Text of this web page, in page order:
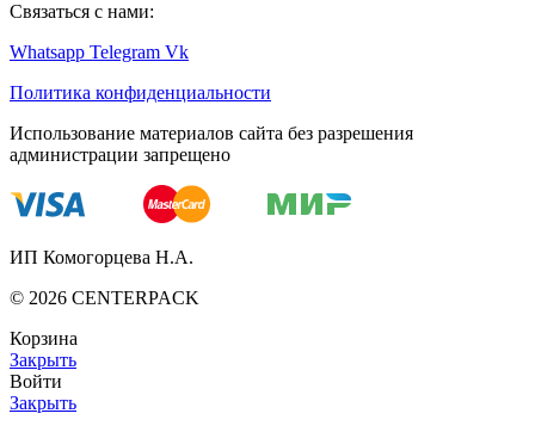
Связаться с нами:
Whatsapp Telegram Vk
Политика конфиденциальности
Использование материалов сайта без разрешения
администрации запрещено
ИП Комогорцева Н.А.
© 2026 CENTERPACK
Корзина
Закрыть
Войти
Закрыть